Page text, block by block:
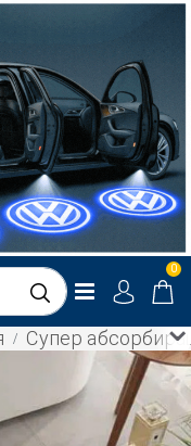
0
Супер